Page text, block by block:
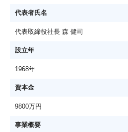
代表者氏名
代表取締役社長 森 健司
設立年
1968年
資本金
9800万円
事業概要